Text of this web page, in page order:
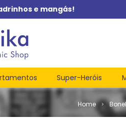
e mangás!
Super-Heróis